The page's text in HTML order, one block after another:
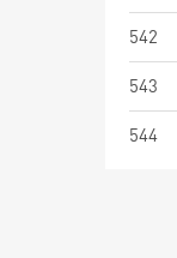
542
543
544